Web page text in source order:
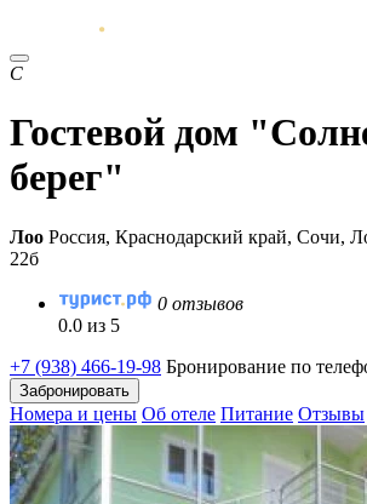
С
Гостевой дом
берег"
Лоо Россия, Краснодарский край, Сочи,
22б
0 отзывов
0.0 из 5
+7 (938) 466-19-98 Бронирование по
Забронировать
Номера и цены Об отеле Питание Отзывы